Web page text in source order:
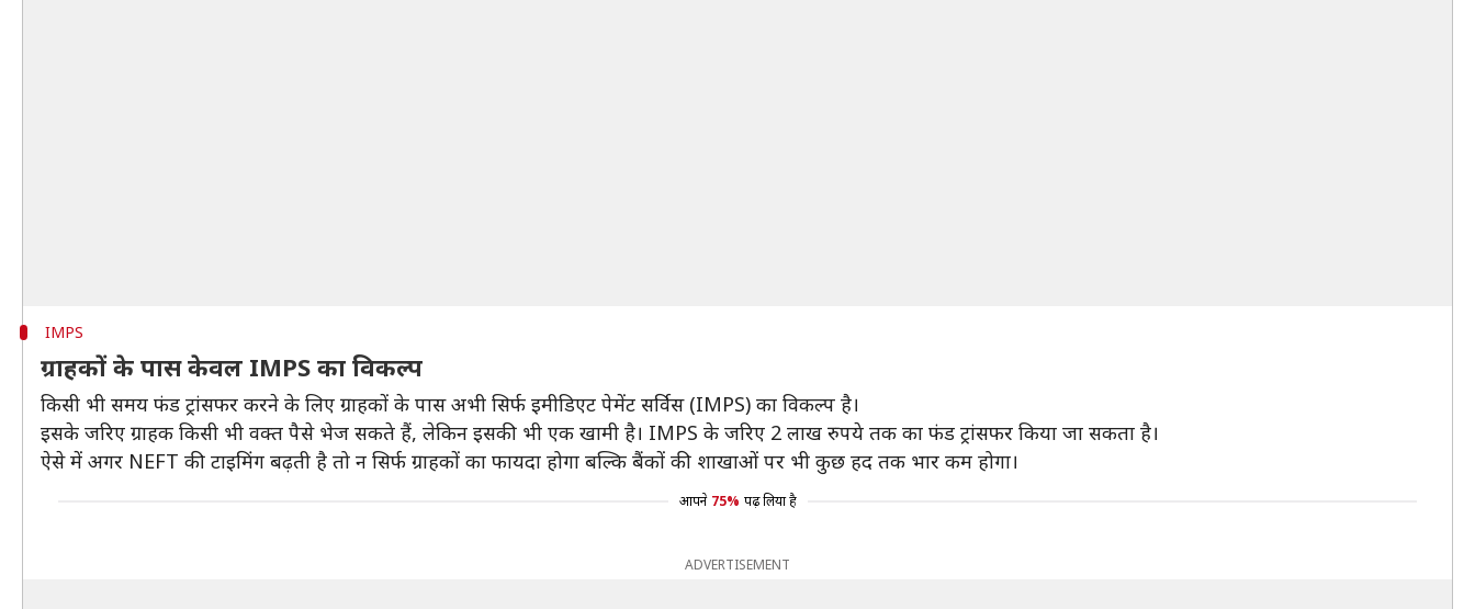
IMPS
ग्राहकों के पास केवल IMPS का विकल्प
किसी भी समय फंड ट्रांसफर करने के लिए ग्राहकों के पास अभी सिर्फ इमीडिएट पेमेंट सर्विस (IMPS) का विकल्प है।
इसके जरिए ग्राहक किसी भी वक्त पैसे भेज सकते हैं, लेकिन इसकी भी एक खामी है। IMPS के जरिए 2 लाख रुपये तक का फंड ट्रांसफर किया जा सकता है।
ऐसे में अगर NEFT की टाइमिंग बढ़ती है तो न सिर्फ ग्राहकों का फायदा होगा बल्कि बैंकों की शाखाओं पर भी कुछ हद तक भार कम होगा।
आपने 75% पढ़ लिया है
ADVERTISEMENT